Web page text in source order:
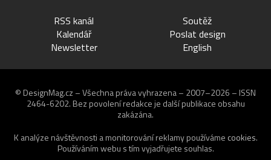
RSS kanál
Kalendář
Newsletter
Soutěž
Poslat design
English
© DesignMag.cz – Všechna práva vyhrazena – 2007–2026 – ISSN
2464-6202. Bez povolení redakce je další publikace obsahu
zakázána.
K analýze návštěvnosti a monitorování reklamy používáme cookies.
Používáním webu s tím vyjadřujete souhlas.